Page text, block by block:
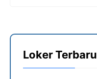
Loker Terbaru